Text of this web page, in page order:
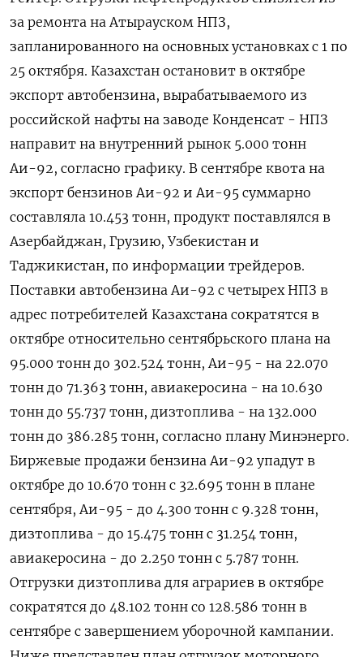
за ремонта на Атырауском НПЗ,
запланированного на основных установках с 1 по
25 октября. Казахстан остановит в октябре
экспорт автобензина, вырабатываемого из
российской нафты на заводе Конденсат - НПЗ
направит на внутренний рынок 5.000 тонн
Аи-92, согласно графику. В сентябре квота на
экспорт бензинов Аи-92 и Аи-95 суммарно
составляла 10.453 тонн, продукт поставлялся в
Азербайджан, Грузию, Узбекистан и
Таджикистан, по информации трейдеров.
Поставки автобензина Аи-92 с четырех НПЗ в
адрес потребителей Казахстана сократятся в
октябре относительно сентябрьского плана на
95.000 тонн до 302.524 тонн, Аи-95 - на 22.070
тонн до 71.363 тонн, авиакеросина - на 10.630
тонн до 55.737 тонн, дизтоплива - на 132.000
тонн до 386.285 тонн, согласно плану Минэнерго.
Биржевые продажи бензина Аи-92 упадут в
октябре до 10.670 тонн с 32.695 тонн в плане
сентября, Аи-95 - до 4.300 тонн с 9.328 тонн,
дизтоплива - до 15.475 тонн с 31.254 тонн,
авиакеросина - до 2.250 тонн с 5.787 тонн.
Отгрузки дизтоплива для аграриев в октябре
сократятся до 48.102 тонн со 128.586 тонн в
сентябре с завершением уборочной кампании.